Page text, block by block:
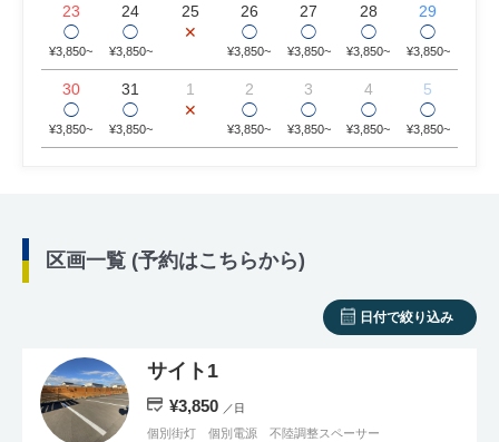
23
◯
¥3,850~
24
◯
¥3,850~
25
✕
26
◯
¥3,850~
27
◯
¥3,850~
28
◯
¥3,850~
29
◯
¥3,850~
30
◯
¥3,850~
31
◯
¥3,850~
1
✕
2
◯
¥3,850~
3
◯
¥3,850~
4
◯
¥3,850~
5
◯
¥3,850~
区画一覧 (予約はこちらから)
日付で絞り込み
サイト1
¥3,850 ／日
個別街灯 個別電源 不陸調整スペーサー